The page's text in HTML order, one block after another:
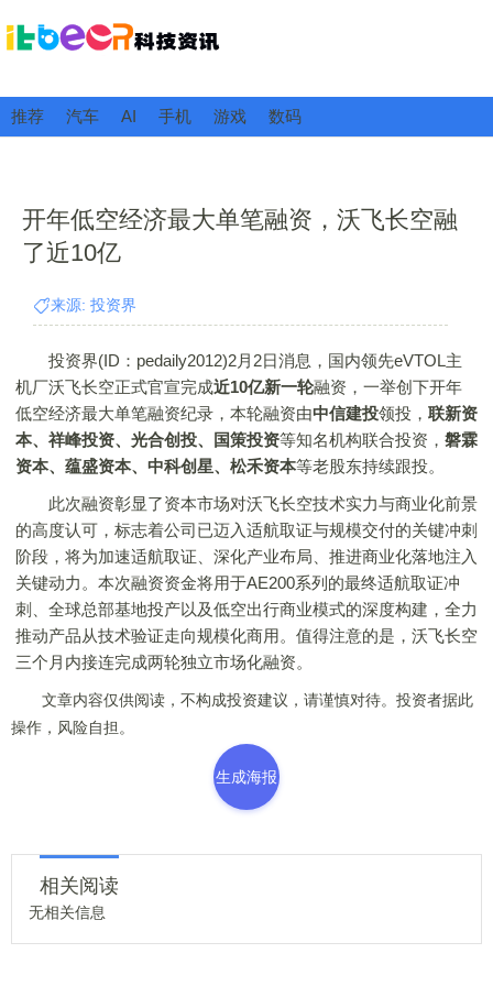
推荐 汽车 AI 手机 游戏 数码
开年低空经济最大单笔融资，沃飞长空融
了近10亿
来源: 投资界
投资界(ID：pedaily2012)2月2日消息，国内领先eVTOL主
机厂沃飞长空正式官宣完成近10亿新一轮融资，一举创下开年
低空经济最大单笔融资纪录，本轮融资由中信建投领投， 联新资
本、祥峰投资、光合创投、国策投资等知名机构联合投资， 磐霖
资本、蕴盛资本、中科创星、松禾资本等老股东持续跟投。
此次融资彰显了资本市场对沃飞长空技术实力与商业化前景
的高度认可，标志着公司已迈入适航取证与规模交付的关键冲刺
阶段，将为加速适航取证、深化产业布局、推进商业化落地注入
关键动力。本次融资资金将用于AE200系列的最终适航取证冲
刺、全球总部基地投产以及低空出行商业模式的深度构建，全力
推动产品从技术验证走向规模化商用。值得注意的是，沃飞长空
三个月内接连完成两轮独立市场化融资。
文章内容仅供阅读，不构成投资建议，请谨慎对待。投资者据此
操作，风险自担。
生成海报
相关阅读
无相关信息